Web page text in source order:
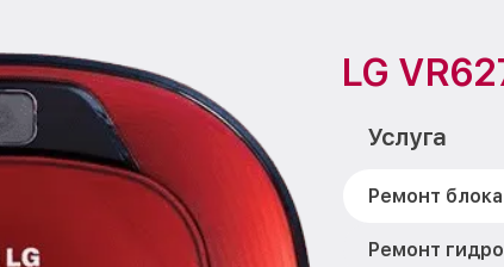
LG
Услуга
Ремонт
Ремонт